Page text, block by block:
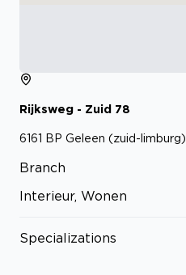
Rijksweg - Zuid 78
6161 BP Geleen (zuid-limburg)
Branch
Interieur, Wonen
Specializations